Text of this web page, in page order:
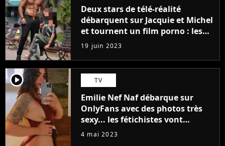
Deux stars de télé-réalité
débarquent sur Jacquie et Michel
et tournent un film porno : les
premières images du tournage
(exclu)
19 juin 2023
player2 TV
Emilie Nef Naf débarque sur
OnlyFans avec des photos très
sexy... les fétichistes vont
prendre leur pied !
4 mai 2023